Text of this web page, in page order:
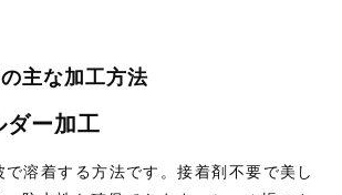
主な加工方法
ダー加工
溶着する方法です。接着剤不要で美し